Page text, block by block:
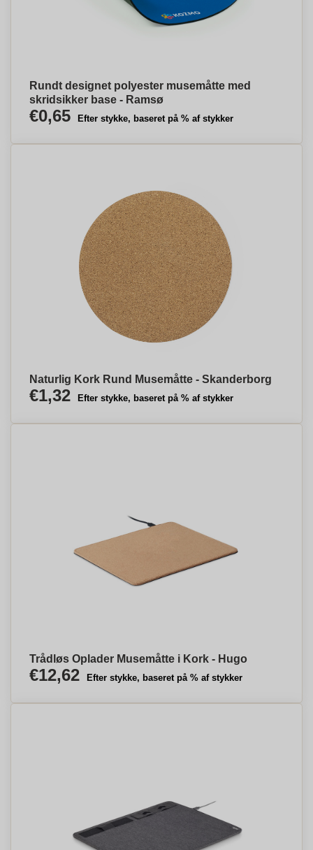
Rundt designet polyester musemåtte med
skridsikker base - Ramsø
€0,65 Efter stykke, baseret på % af stykker
Naturlig Kork Rund Musemåtte - Skanderborg
€1,32 Efter stykke, baseret på % af stykker
Trådløs Oplader Musemåtte i Kork - Hugo
€12,62 Efter stykke, baseret på % af stykker